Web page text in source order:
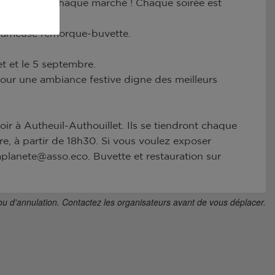
pour chaque marché ! Chaque soirée est
remorque-buvette.
et le 5 septembre.
une ambiance festive digne des meilleurs
à Autheuil-Authouillet. Ils se tiendront chaque
à partir de 18h30. Si vous voulez exposer
Buvette et restauration sur
d'annulation. Contactez les organisateurs avant de vous déplacer.